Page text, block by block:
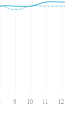
9 10 11 12